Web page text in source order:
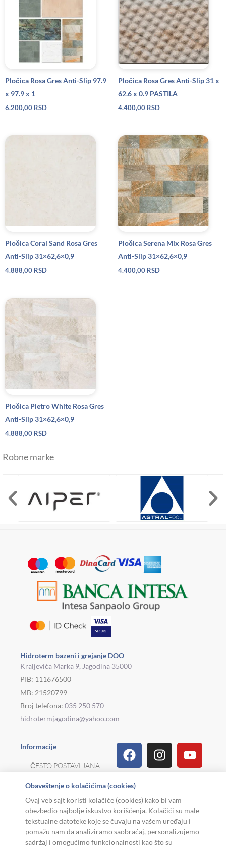
Pločica Rosa Gres Anti-Slip 97.9
x 97.9 x 1
6.200,00 RSD
Pločica Rosa Gres Anti-Slip 31 x
62.6 x 0.9 PASTILA
4.400,00 RSD
Pločica Coral Sand Rosa Gres
Anti-Slip 31×62,6×0,9
4.888,00 RSD
Pločica Serena Mix Rosa Gres
Anti-Slip 31×62,6×0,9
4.400,00 RSD
Pločica Pietro White Rosa Gres
Anti-Slip 31×62,6×0,9
4.888,00 RSD
Robne marke
Hidroterm bazeni i grejanje DOO
Kraljevića Marka 9, Jagodina 35000
PIB: 111676500
MB: 21520799
Broj telefona: 035 250 570
hidrotermjagodina@yahoo.com
Informacije
ČESTO POSTAVLJANA
REKLAMACIJE I
POVRAT ROBE
FacebookInstagram
Linkedin
Viber
TiktokPinterest
Obaveštenje o kolačićima (cookies)
Ovaj veb sajt koristi kolačiće (cookies) kako bi vam
obezbedio najbolje iskustvo korišćenja. Kolačići su male
tekstualne datoteke koje se čuvaju na vašem uređaju i
pomažu nam da analiziramo saobraćaj, personalizujemo
sadržaj i omogućimo funkcionalnosti kao što su